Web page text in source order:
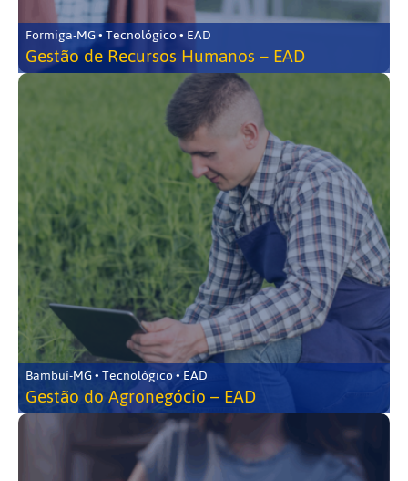
Formiga-MG • Tecnológico • EAD
Gestão de Recursos Humanos – EAD
Bambuí-MG • Tecnológico • EAD
Gestão do Agronegócio – EAD